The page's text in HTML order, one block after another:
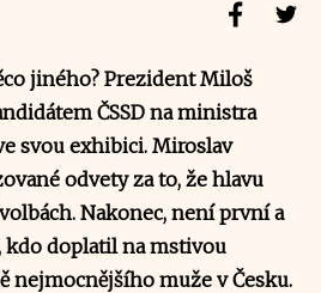
jiného? Prezident Miloš
ČSSD na ministra
svou exhibici. Miroslav
odvety za to, že hlavu
Nakonec, není první a
kdo doplatil na mstivou
nejmocnějšího muže v Česku.